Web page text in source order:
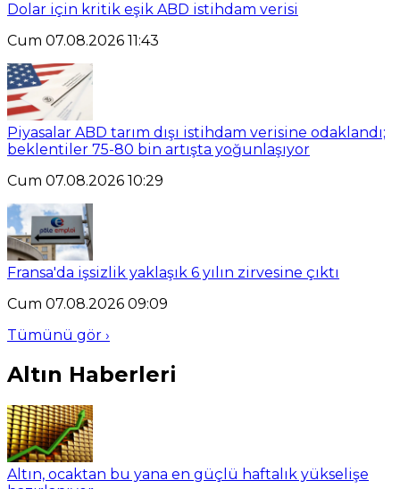
Dolar için kritik eşik ABD istihdam verisi
Cum 07.08.2026 11:43
Piyasalar ABD tarım dışı istihdam verisine odaklandı;
beklentiler 75-80 bin artışta yoğunlaşıyor
Cum 07.08.2026 10:29
Fransa'da işsizlik yaklaşık 6 yılın zirvesine çıktı
Cum 07.08.2026 09:09
Tümünü gör ›
Altın Haberleri
Altın, ocaktan bu yana en güçlü haftalık yükselişe